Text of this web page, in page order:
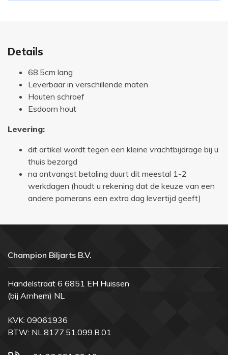
Details
68.5cm lang
Leverbaar in verschillende maten
Houten schroef
Esdoorn hout
Levering:
dit artikel wordt tegen een kleine vrachtbijdrage bij u
thuis bezorgd
na ontvangst betaling duurt dit meestal 1-2
werkdagen (houdt u rekening dat de keuze van een
andere pomerans een extra dag levertijd geeft)
Champion Biljarts B.V.
Handelstraat 6 6851 EH Huissen
(bij Arnhem) NL
KVK: 09061936
BTW: NL.8177.51.099.B.01